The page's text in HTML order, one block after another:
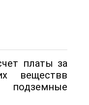
платы за
веществв